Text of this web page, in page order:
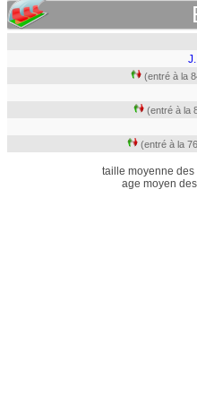
(entré à la
(entré à la
(entré à la
taille moyenne des
age moyen